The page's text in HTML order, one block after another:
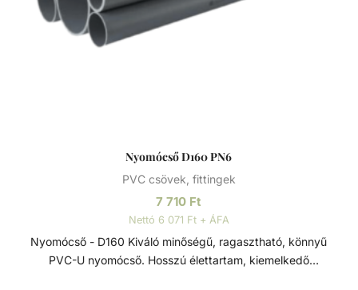
Nyomócső D160 PN6
PVC csövek, fittingek
7 710 Ft
Nettó 6 071 Ft + ÁFA
Nyomócső - D160 Kiváló minőségű, ragasztható, könnyű
PVC-U nyomócső. Hosszú élettartam, kiemelkedő